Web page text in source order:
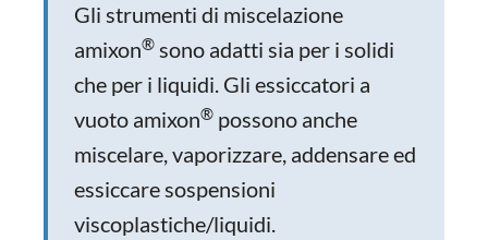
Gli strumenti di miscelazione
amixon® sono adatti sia per i solidi
che per i liquidi. Gli essiccatori a
vuoto amixon® possono anche
miscelare, vaporizzare, addensare ed
essiccare sospensioni
viscoplastiche/liquidi.